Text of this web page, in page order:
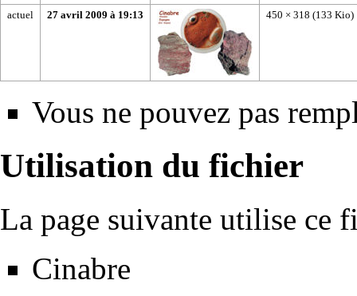
actuel
27 avril 2009 à 19:13 450 × 318 (133 Kio)
Vous ne pouvez pas
Utilisation du fichier
La page suivante utilise ce
Cinabre